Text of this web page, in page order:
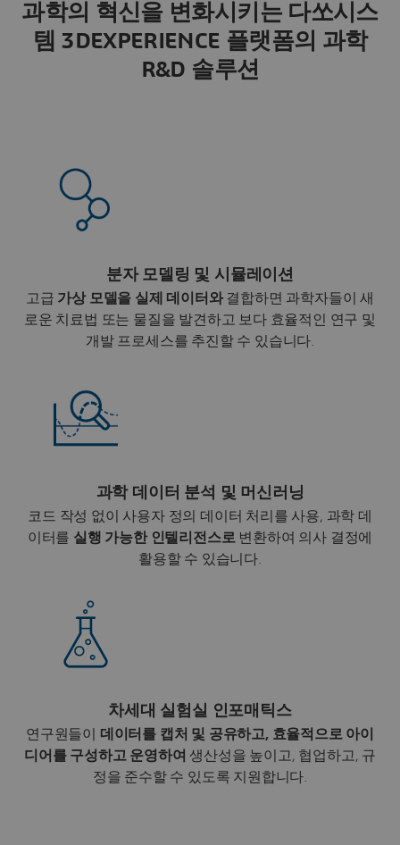
과학의 혁신을 변화시키는 다쏘시스
템 3DEXPERIENCE 플랫폼의 과학
R&D 솔루션
분자 모델링 및 시뮬레이션
고급 가상 모델을 실제 데이터와결합하면 과학자들이 새
로운 치료법 또는 물질을 발견하고 보다 효율적인 연구 및
개발 프로세스를 추진할 수 있습니다.
과학 데이터 분석 및 머신러닝
코드 작성 없이 사용자 정의 데이터 처리를 사용, 과학 데
이터를 실행 가능한 인텔리전스로변환하여 의사 결정에
활용할 수 있습니다.
차세대 실험실 인포매틱스
연구원들이 데이터를 캡처 및 공유하고, 효율적으로 아이
디어를 구성하고 운영하여 생산성을 높이고, 협업하고, 규
정을 준수할 수 있도록 지원합니다.